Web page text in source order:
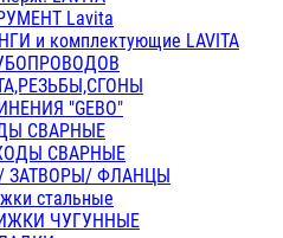
Lavita
и комплектующие LAVITA
"GEBO"
СВАРНЫЕ
СВАРНЫЕ
ЗАТВОРЫ/ ФЛАНЦЫ
стальные
ЧУГУННЫЕ